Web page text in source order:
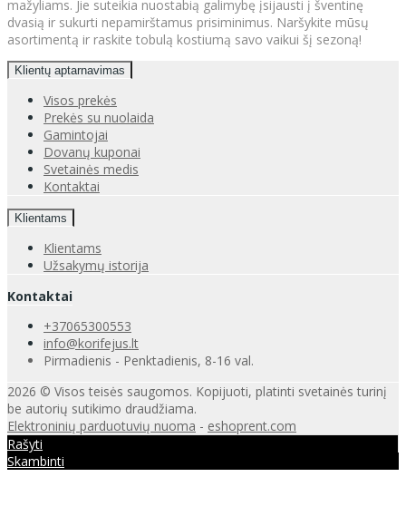
mažyliams. Jie suteikia nuostabią galimybę įsijausti į šventinę
dvasią ir sukurti nepamirštamus prisiminimus. Naršykite mūsų
asortimentą ir raskite tobulą kostiumą savo vaikui šį sezoną!
Klientų aptarnavimas
Visos prekės
Prekės su nuolaida
Gamintojai
Dovanų kuponai
Svetainės medis
Kontaktai
Klientams
Klientams
Užsakymų istorija
Kontaktai
+37065300553
info@korifejus.lt
Pirmadienis - Penktadienis, 8-16 val.
2026 © Visos teisės saugomos. Kopijuoti, platinti svetainės turinį
be autorių sutikimo draudžiama.
Elektroninių parduotuvių nuoma - eshoprent.com
Rašyti
Skambinti